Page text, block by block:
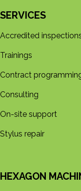
SERVICES
Accredited
Trainings
Contract
Consulting
On-site support
Stylus repair
HEXAGON